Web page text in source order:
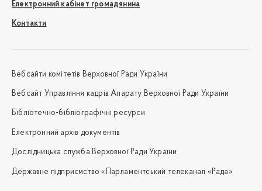
Електронний кабінет громадянина
Контакти
Вебсайти комітетів Верховної Ради України
Вебсайт Управління кадрів Апарату Верховної Ради України
Бібліотечно-бібліографічні ресурси
Електронний архів документів
Дослідницька служба Верховної Ради України
Державне підприємство «Парламентський телеканал «Рада»